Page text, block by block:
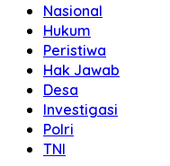
Nasional
Hukum
Peristiwa
Hak Jawab
Desa
Investigasi
Polri
TNI